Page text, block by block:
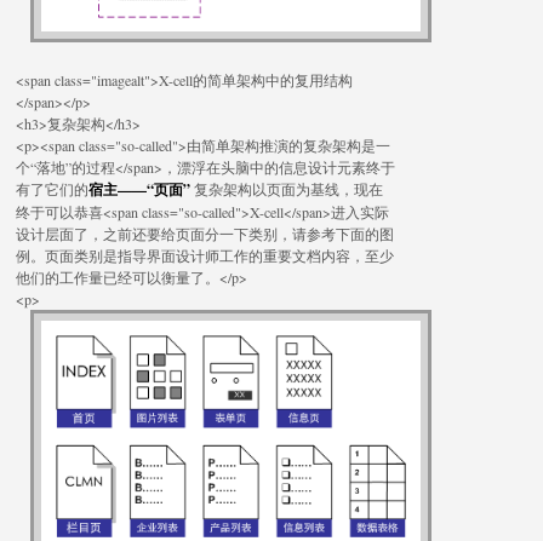
<span class="imagealt">X-cell的简单架构中的复用结构
</span></p>
<h3>复杂架构</h3>
<p><span class="so-called">由简单架构推演的复杂架构是一
个“落地”的过程</span>，漂浮在头脑中的信息设计元素终于
有了它们的宿主——“页面”复杂架构以页面为基线，现在
终于可以恭喜<span class="so-called">X-cell</span>进入实际
设计层面了，之前还要给页面分一下类别，请参考下面的图
例。页面类别是指导界面设计师工作的重要文档内容，至少
他们的工作量已经可以衡量了。</p>
<p>